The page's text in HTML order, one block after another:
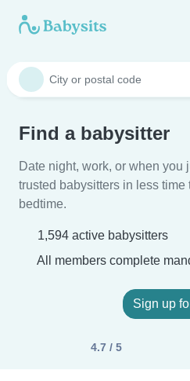
Find a babysitter
Date night, work, or when you
trusted babysitters in less time
bedtime.
1,594 active babysitters
All members complete
Sign up
4.7 / 5